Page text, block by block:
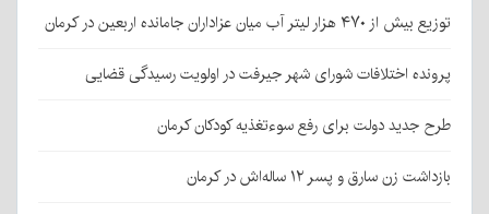
توزیع بیش از ۴۷۰ هزار لیتر آب میان عزاداران جامانده اربعین در کرمان
پرونده اختلافات شورای شهر جیرفت در اولویت رسیدگی قضایی
طرح جدید دولت برای رفع سوءتغذیه کودکان کرمان
بازداشت زن سارق و پسر ۱۲ ساله‌اش در کرمان